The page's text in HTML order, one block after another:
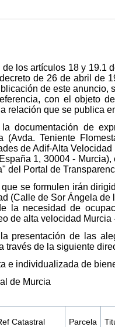
de los artículos 18 y 19.1
de 26 de abril de
de este anuncio,
con el objeto
relación que se publica
documentación de
(Avda. Teniente
de Adif-Alta
1, 30004 -
del Portal de
que se formulen irán
(Calle de Sor Ángela
la necesidad de
de alta velocidad
presentación de las
través de la siguiente
e individualizada de
de Murcia
Catastral Parcela